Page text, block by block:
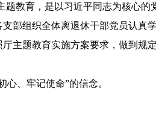
教育，是以习近平同志为核心
部组织全体离退休干部党员认真
主题教育实施方案要求，做到规
、牢记使命”的信念。